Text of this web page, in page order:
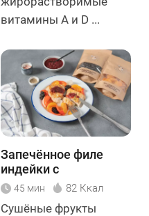
витамины А и D ...
Запечённое филе
индейки с
сухофруктами
45 мин 82 Ккал
Сушёные фрукты